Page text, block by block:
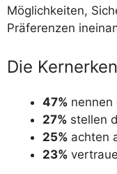
Möglichkeiten,
Präferenzen
Die
47% nennen
27% stellen
25% achten
23%